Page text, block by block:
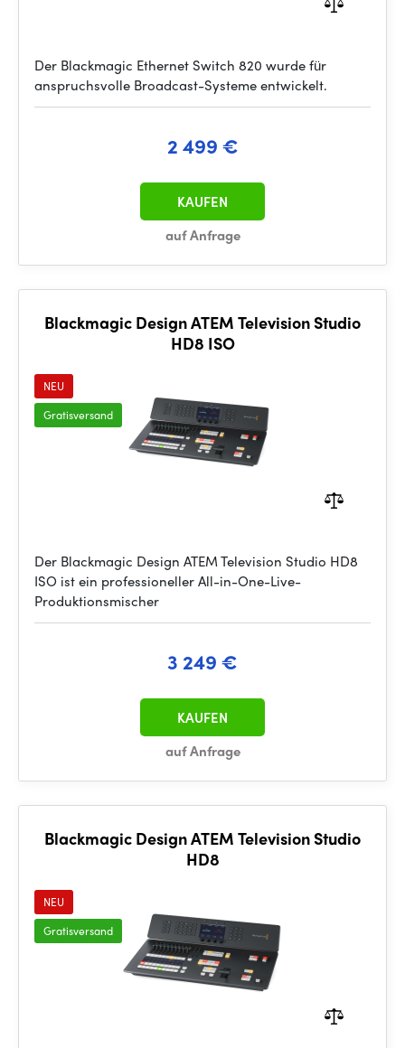
Der Blackmagic Ethernet Switch 820 wurde für
anspruchsvolle Broadcast-Systeme entwickelt.
2 499 €
auf Anfrage
KAUFEN
Blackmagic Design ATEM Television Studio
HD8 ISO
NEU
Gratisversand
Der Blackmagic Design ATEM Television Studio HD8
ISO ist ein professioneller All-in-One-Live-
Produktionsmischer
3 249 €
auf Anfrage
KAUFEN
Blackmagic Design ATEM Television Studio
HD8
NEU
Gratisversand